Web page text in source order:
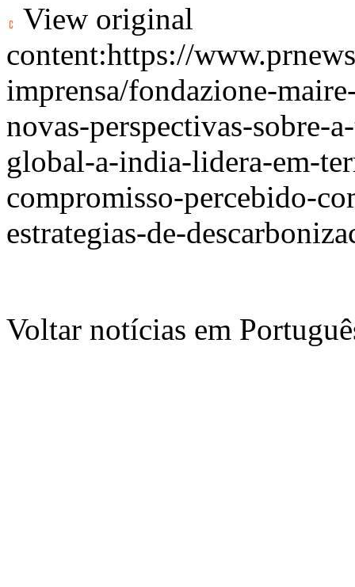
View original
content:https://
imprensa/fondazione-
novas-perspectivas-sobre-
global-a-india-lidera-em-
compromisso-percebido-
estrategias-de-
Voltar notícias em